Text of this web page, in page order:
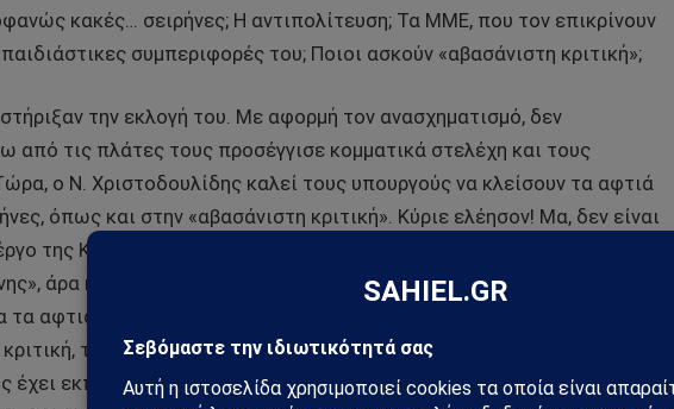
κακές… σειρήνες; Η αντιπολίτευση; Τα ΜΜΕ, που τον επικρίνουν
συμπεριφορές του; Ποιοι ασκούν «αβασάνιστη κριτική»;
την εκλογή του. Με αφορμή τον ανασχηματισμό, δεν
από τις πλάτες τους προσέγγισε κομματικά στελέχη και τους
ο Ν. Χριστοδουλίδης καλεί τους υπουργούς να κλείσουν τα αφτιά
όπως και στην «αβασάνιστη κριτική». Κύριε ελέησον! Μα, δεν είναι
της Κυβέρνησης «θα στηρίζεται στις αρχές της διαφάνειας, της
άρα και της κριτικής και της λογοδοσίας; Αν Πρόεδρος και
αφτιά τους σε κομματικές, πολιτικές, δημοσιογραφικές ή και
τότε σε ποιους θα λογοδοτούν και από ποιους θα κρίνονται;
έχει εκπροσώπους που μιλούν και κρίνουν εκ μέρους του: Τα κόμματα